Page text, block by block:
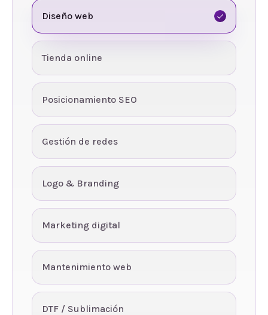
Diseño web
Tienda online
Posicionamiento SEO
Gestión de redes
Logo & Branding
Marketing digital
Mantenimiento web
DTF / Sublimación